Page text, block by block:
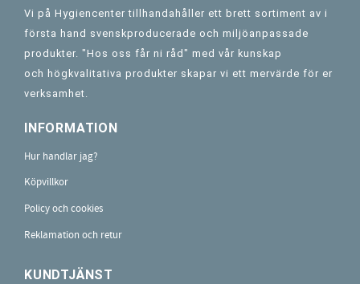
Vi på Hygiencenter tillhandahåller ett brett sortiment av i
första hand svenskproducerade och miljöanpassade
produkter. "Hos oss får ni råd" med vår kunskap
och högkvalitativa produkter skapar vi ett mervärde för er
verksamhet.
INFORMATION
Hur handlar jag?
Köpvillkor
Policy och cookies
Reklamation och retur
KUNDTJÄNST